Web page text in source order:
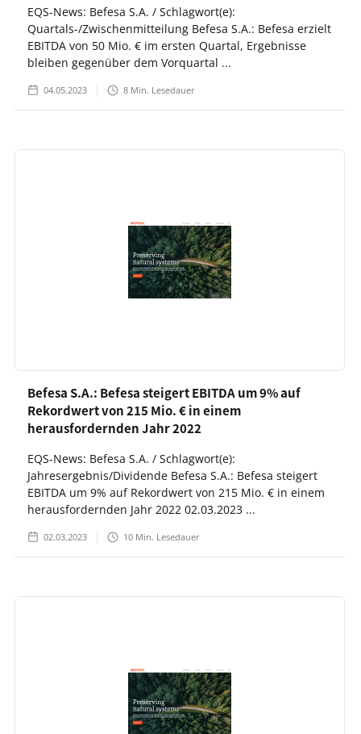
EQS-News: Befesa S.A. / Schlagwort(e):
Quartals-/Zwischenmitteilung Befesa S.A.: Befesa erzielt
EBITDA von 50 Mio. € im ersten Quartal, Ergebnisse
bleiben gegenüber dem Vorquartal ...
04.05.2023 8 Min. Lesedauer
Befesa S.A.: Befesa steigert EBITDA um 9% auf
Rekordwert von 215 Mio. € in einem
herausfordernden Jahr 2022
EQS-News: Befesa S.A. / Schlagwort(e):
Jahresergebnis/Dividende Befesa S.A.: Befesa steigert
EBITDA um 9% auf Rekordwert von 215 Mio. € in einem
herausfordernden Jahr 2022 02.03.2023 ...
02.03.2023 10 Min. Lesedauer